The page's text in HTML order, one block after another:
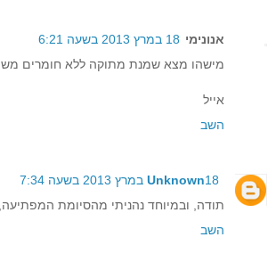
אנונימי 18 במרץ 2013 בשעה 6:21
מישהו מצא שמנת מתוקה ללא חומרים
אייל
השב
Unknown18 במרץ 2013 בשעה 7:34
תודה, ובמיוחד נהניתי מהסיומת
השב